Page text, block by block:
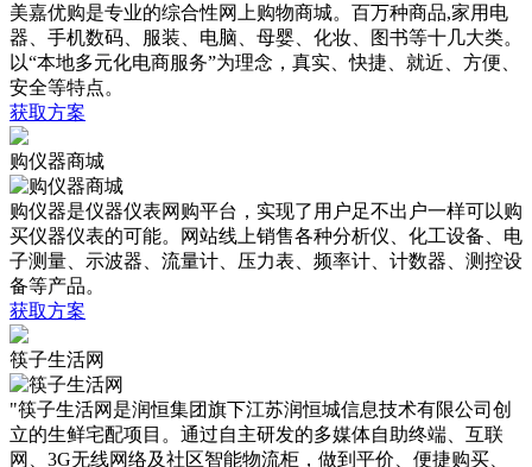
美嘉优购是专业的综合性网上购物商城。百万种商品,家用电
器、手机数码、服装、电脑、母婴、化妆、图书等十几大类。
以“本地多元化电商服务”为理念，真实、快捷、就近、方便、
安全等特点。
获取方案
购仪器商城
购仪器是仪器仪表网购平台，实现了用户足不出户一样可以购
买仪器仪表的可能。网站线上销售各种分析仪、化工设备、电
子测量、示波器、流量计、压力表、频率计、计数器、测控设
备等产品。
获取方案
筷子生活网
"筷子生活网是润恒集团旗下江苏润恒城信息技术有限公司创
立的生鲜宅配项目。通过自主研发的多媒体自助终端、互联
网、3G无线网络及社区智能物流柜，做到平价、便捷购买、